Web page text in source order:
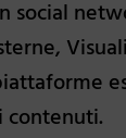
social
contenuti.